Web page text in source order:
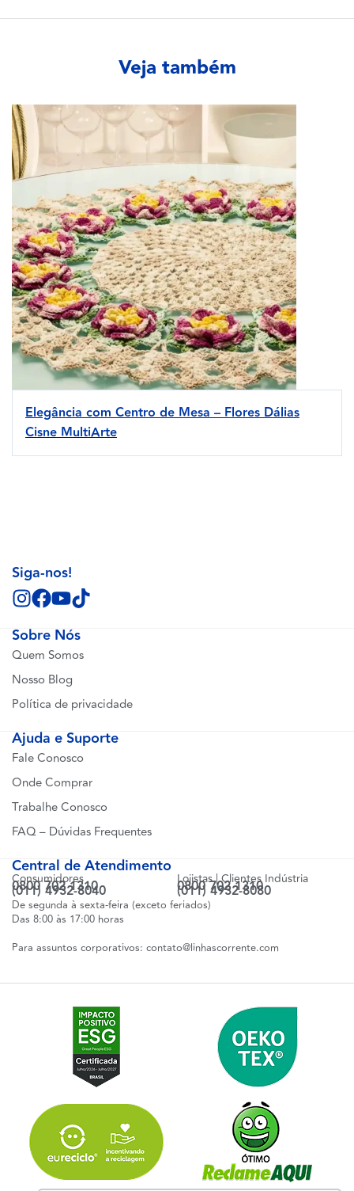
Veja também
Elegância com Centro de Mesa – Flores Dálias
Cisne MultiArte
Sobre Nós
Quem Somos
Nosso Blog
Política de privacidade
Ajuda e Suporte
Fale Conosco
Onde Comprar
Trabalhe Conosco
FAQ – Dúvidas Frequentes
Central de Atendimento
Consumidores
0800 702 1310
(011) 4932-8040
Lojistas | Clientes Indústria
0800 702 1310
(011) 4932-8080
De segunda à sexta-feira (exceto feriados)
Das 8:00 às 17:00 horas
Para assuntos corporativos: contato@linhascorrente.com
Siga-nos!